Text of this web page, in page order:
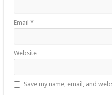
Email *
Website
Save my name, email, and